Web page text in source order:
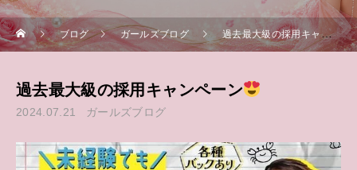
ブログ ガールズブログ 過去最大級の採用キャンペーン
過去最大級の採用キャンペーン
2024.07.21 ガールズブログ